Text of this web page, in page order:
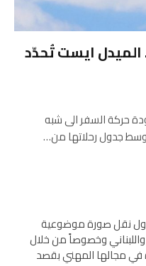
ايست تُحدّد
حركة السفر الى شبه
جدول رحلاتها من…
نقل صورة موضوعية
وخصوصاً من خلال
مجالها المهني بقصد